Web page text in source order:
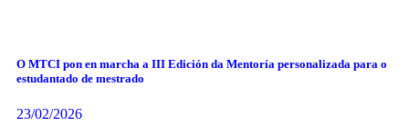
O MTCI pon en marcha a III Edición da Mentoría personalizada para o
estudantado de mestrado
23/02/2026